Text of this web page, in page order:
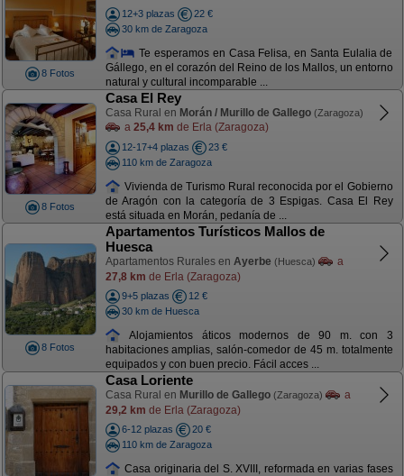
8 Fotos
12+3 plazas
22 €
30 km de Zaragoza
Te esperamos en Casa Felisa, en Santa Eulalia de
Gállego, en el corazón del Reino de los Mallos, un entorno
natural y cultural incomparable ...
8 Fotos
Casa El Rey
Casa Rural en Morán / Murillo de Gallego (Zaragoza)
a 25,4 km de Erla (Zaragoza)
12-17+4 plazas
23 €
110 km de Zaragoza
Vivienda de Turismo Rural reconocida por el Gobierno
de Aragón con la categoría de 3 Espigas. Casa El Rey
está situada en Morán, pedanía de ...
8 Fotos
Apartamentos Turísticos Mallos de
Huesca
Apartamentos Rurales en Ayerbe (Huesca)
a
27,8 km de Erla (Zaragoza)
9+5 plazas
12 €
30 km de Huesca
Alojamientos áticos modernos de 90 m. con 3
habitaciones amplias, salón-comedor de 45 m. totalmente
equipados y con buen precio. Fácil acces ...
Casa Loriente
Casa Rural en Murillo de Gallego (Zaragoza)
a
29,2 km de Erla (Zaragoza)
6-12 plazas
20 €
110 km de Zaragoza
Casa originaria del S. XVIII, reformada en varias fases